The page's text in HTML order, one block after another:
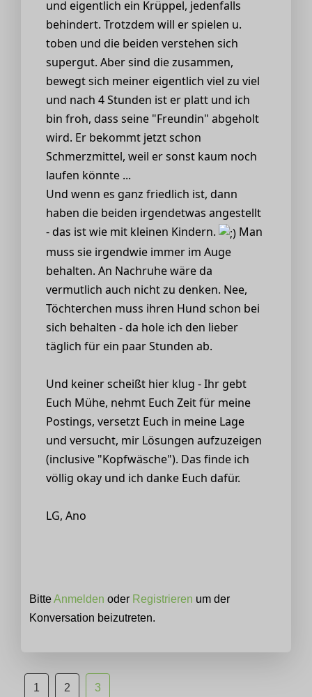
und eigentlich ein Krüppel, jedenfalls
behindert. Trotzdem will er spielen u.
toben und die beiden verstehen sich
supergut. Aber sind die zusammen,
bewegt sich meiner eigentlich viel zu viel
und nach 4 Stunden ist er platt und ich
bin froh, dass seine "Freundin" abgeholt
wird. Er bekommt jetzt schon
Schmerzmittel, weil er sonst kaum noch
laufen könnte ...
Und wenn es ganz friedlich ist, dann
haben die beiden irgendetwas angestellt
- das ist wie mit kleinen Kindern.
Man
muss sie irgendwie immer im Auge
behalten. An Nachruhe wäre da
vermutlich auch nicht zu denken. Nee,
Töchterchen muss ihren Hund schon bei
sich behalten - da hole ich den lieber
täglich für ein paar Stunden ab.
Und keiner scheißt hier klug - Ihr gebt
Euch Mühe, nehmt Euch Zeit für meine
Postings, versetzt Euch in meine Lage
und versucht, mir Lösungen aufzuzeigen
(inclusive "Kopfwäsche"). Das finde ich
völlig okay und ich danke Euch dafür.
LG, Ano
BitteAnmelden oder Registrieren um der
Konversation beizutreten.
1 2 3